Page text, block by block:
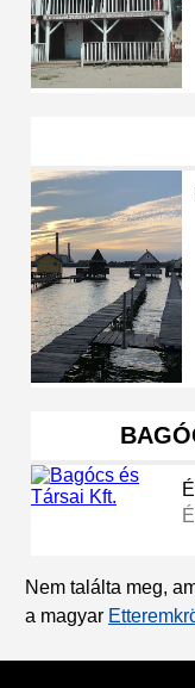
Nem találta meg,
a magyar